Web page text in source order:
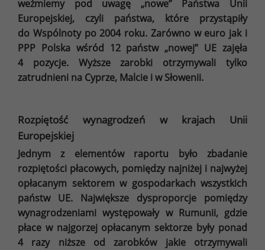
weźmiemy pod uwagę „nowe” Państwa Unii
Europejskiej, czyli państwa, które przystąpiły
do Wspólnoty po 2004 roku. Zarówno w euro jak i
PPP Polska wśród 12 państw „nowej” UE zajęła
4 pozycje. Wyższe zarobki otrzymywali tylko
zatrudnieni na Cyprze, Malcie i w Słowenii.
Rozpiętość wynagrodzeń w krajach Unii
Europejskiej
Jednym z elementów raportu było zbadanie
rozpiętości płacowych, pomiędzy najniżej i najwyżej
opłacanym sektorem w gospodarkach wszystkich
państw UE. Największe dysproporcje pomiędzy
wynagrodzeniami występowały w Rumunii, gdzie
płace w najgorzej opłacanym sektorze były ponad
4 razy niższe od zarobków jakie otrzymywali